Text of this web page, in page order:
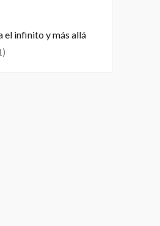
el infinito y más allá